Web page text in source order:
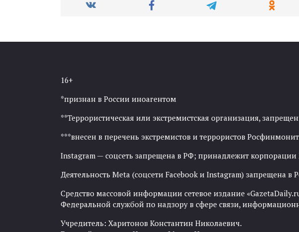
16+
*признан в России иноагентом
**Террористическая или экстремистская организация,
***внесен в перечень экстремистов и террористов
Instagram — соцсеть запрещена в РФ; принадлежит корпорации
Деятельность Meta (соцсети Facebook и Instagram) запрещена в
Средство массовой информации сетевое издание
Федеральной службой по надзору в сфере связи,
Учредитель: Харитонов Константин Николаевич.